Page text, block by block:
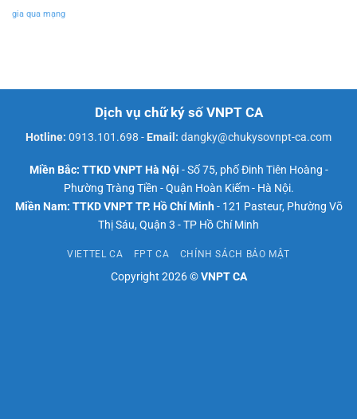
gia qua mạng
Dịch vụ chữ ký số VNPT CA
Hotline: 0913.101.698 - Email: dangky@chukysovnpt-ca.com
Miền Bắc: TTKD VNPT Hà Nội - Số 75, phố Đinh Tiên Hoàng -
Phường Tràng Tiền - Quận Hoàn Kiếm - Hà Nội.
Miền Nam: TTKD VNPT TP. Hồ Chí Minh- 121 Pasteur, Phường Võ
Thị Sáu, Quận 3 - TP Hồ Chí Minh
VIETTEL CA FPT CA CHÍNH SÁCH BẢO MẬT
Copyright 2026 ©VNPT CA